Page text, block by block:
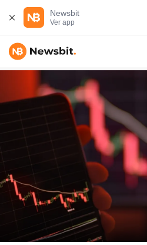
Newsbit
Ver app